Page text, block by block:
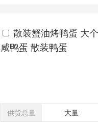
散装蟹油烤鸭蛋 大
咸鸭蛋 散装鸭蛋
供货总量 大量